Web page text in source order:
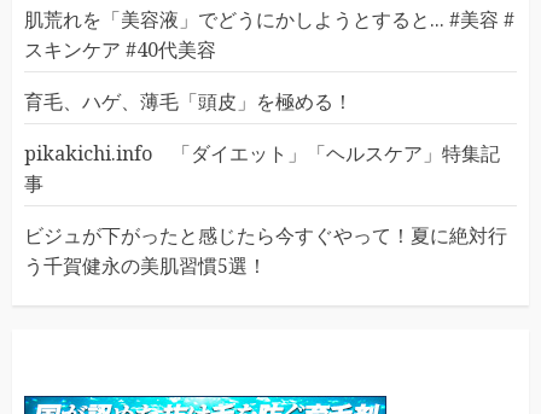
肌荒れを「美容液」でどうにかしようとすると... #美容 #
スキンケア #40代美容
育毛、ハゲ、薄毛「頭皮」を極める！
pikakichi.info 「ダイエット」「ヘルスケア」特集記
事
ビジュが下がったと感じたら今すぐやって！夏に絶対行
う千賀健永の美肌習慣5選！